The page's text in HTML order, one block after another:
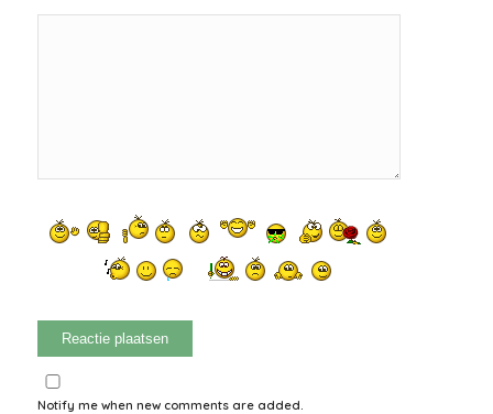
Notify me when new comments are added.